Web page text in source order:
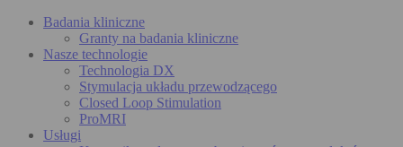
Badania kliniczne
Granty na badania kliniczne
Nasze technologie
Technologia DX
Stymulacja układu przewodzącego
Closed Loop Stimulation
ProMRI
Usługi